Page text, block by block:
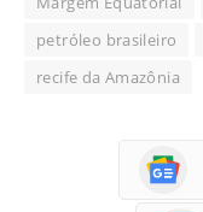
petróleo brasileiro
recife da Amazônia